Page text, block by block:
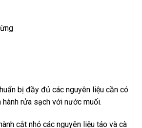
bị đầy đủ các nguyên liệu cần có
rửa sạch với nước muối.
cắt nhỏ các nguyên liệu táo và cà